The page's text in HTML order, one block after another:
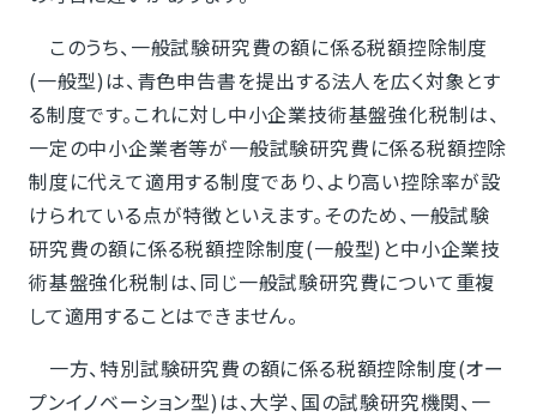
このうち、一般試験研究費の額に係る税額控除制度
(一般型)は、青色申告書を提出する法人を広く対象とす
る制度です。これに対し中小企業技術基盤強化税制は、
一定の中小企業者等が一般試験研究費に係る税額控除
制度に代えて適用する制度であり、より高い控除率が設
けられている点が特徴といえます。そのため、一般試験
研究費の額に係る税額控除制度(一般型)と中小企業技
術基盤強化税制は、同じ一般試験研究費について重複
して適用することはできません。
一方、特別試験研究費の額に係る税額控除制度(オー
プンイノベーション型)は、大学、国の試験研究機関、一